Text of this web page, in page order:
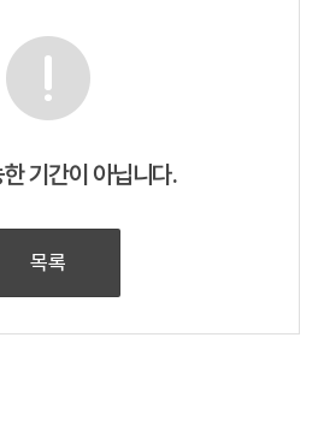
기간이 아닙니다.
목록